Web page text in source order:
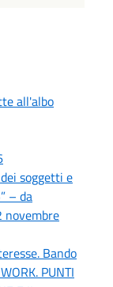
all'albo
soggetti e
– da
novembre
Bando
PUNTI